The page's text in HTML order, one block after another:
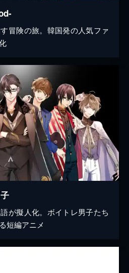
冒険の旅。韓国発の人気ファ
が擬人化。ボイトレ男子たち
短編アニメ